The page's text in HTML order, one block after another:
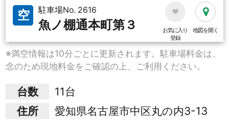
空 駐車場No. 2616
魚ノ棚通本町第３
お気に入り
登録
地図を開く
※満空情報は10分ごとに更新されます。駐車場料金は、
念のため現地料金をご確認の上、ご利用ください。
台数
11台
住所
愛知県名古屋市中区丸の内3-13